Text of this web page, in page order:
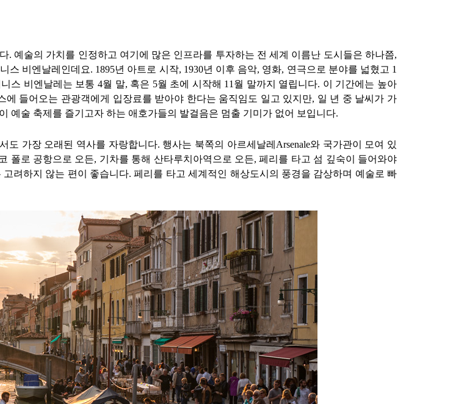
. 예술의 가치를 인정하고 여기에 많은 인프라를 투자하는 전 세계 이름난 도시들은 하나쯤,
스 비엔날레인데요. 1895년 아트로 시작, 1930년 이후 음악, 영화, 연극으로 분야를 넓혔고 1
니스 비엔날레는 보통4월 말, 혹은 5월 초에 시작해 11 월 말까지 열립니다. 이 기간에는 높아
들어오는 관광객에게 입장료를 받아야 한다는 움직임도 일고 있지만, 일 년 중 날씨가 가
예술 축제를 즐기고자 하는 애호가들의 발걸음은 멈출 기미가 없어 보입니다.
도 가장 오래된 역사를 자랑합니다. 행사는 북쪽의 아르세날레 Arsenale와 국가관이 모여 있
폴로 공항으로 오든, 기차를 통해 산타루치아역으로 오든,페리를 타고 섬 깊숙이 들어와야
려하지 않는 편이 좋습니다.페리를 타고 세계적인 해상도시의 풍경을 감상하며 예술로 빠